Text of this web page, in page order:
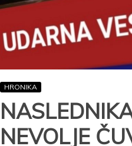
OD
MUP
HRONIKA
NEVOLJE